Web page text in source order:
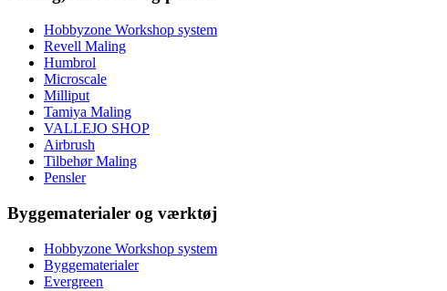
Hobbyzone Workshop system
Revell Maling
Humbrol
Microscale
Milliput
Tamiya Maling
VALLEJO SHOP
Airbrush
Tilbehør Maling
Pensler
Byggematerialer og værktøj
Hobbyzone Workshop system
Byggematerialer
Evergreen